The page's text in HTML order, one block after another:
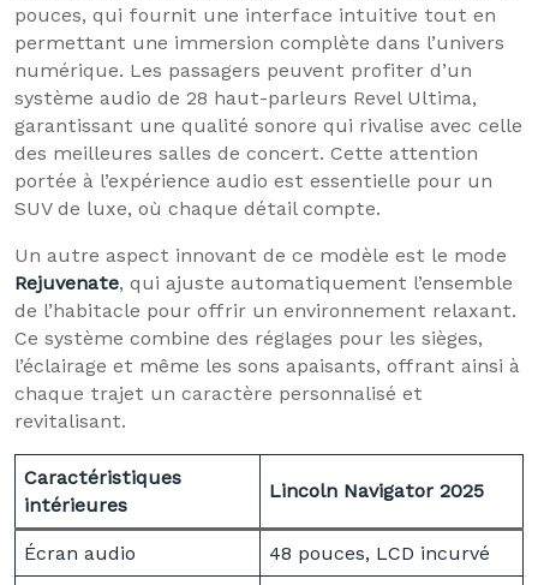
pouces, qui fournit une interface intuitive tout en
permettant une immersion complète dans l’univers
numérique. Les passagers peuvent profiter d’un
système audio de 28 haut-parleurs Revel Ultima,
garantissant une qualité sonore qui rivalise avec celle
des meilleures salles de concert. Cette attention
portée à l’expérience audio est essentielle pour un
SUV de luxe, où chaque détail compte.
Un autre aspect innovant de ce modèle est le mode
Rejuvenate, qui ajuste automatiquement l’ensemble
de l’habitacle pour offrir un environnement relaxant.
Ce système combine des réglages pour les sièges,
l’éclairage et même les sons apaisants, offrant ainsi à
chaque trajet un caractère personnalisé et
revitalisant.
Caractéristiques
intérieures
Lincoln Navigator 2025
Écran audio 48 pouces, LCD incurvé